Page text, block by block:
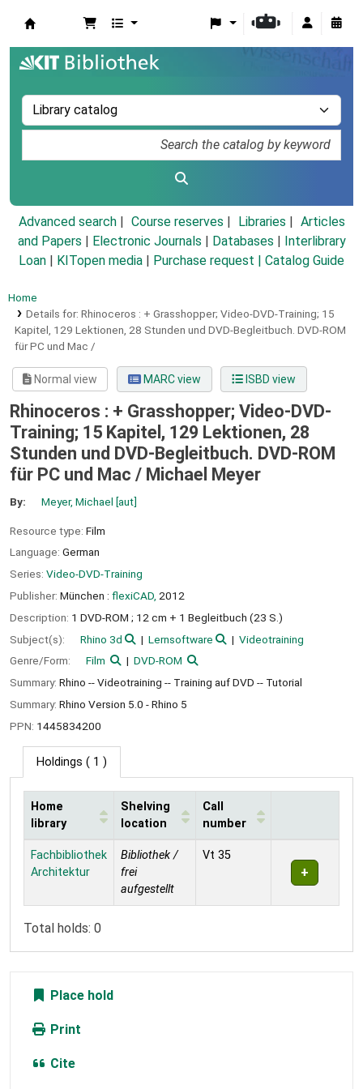
Advanced search Course reserves Libraries
Articles
and Papers
Electronic Journals Databases
Interlibrary
Loan
KITopen media Purchase request | Catalog Guide
Home
Details for: Rhinoceros : + Grasshopper; Video-DVD-Training; 15
Kapitel, 129 Lektionen, 28 Stunden und DVD-Begleitbuch. DVD-ROM
für PC und Mac /
Normal view MARC view ISBD view
Rhinoceros : + Grasshopper; Video-DVD-
Training; 15 Kapitel, 129 Lektionen, 28
Stunden und DVD-Begleitbuch. DVD-ROM
für PC und Mac / Michael Meyer
By: Meyer, Michael [aut]
Resource type: Film
Language: German
Series: Video-DVD-Training
Publisher: München : flexiCAD, 2012
Description: 1 DVD-ROM ; 12 cm + 1 Begleitbuch (23 S.)
Subject(s):
Rhino 3d Lernsoftware
Videotraining
Genre/Form:
Film
DVD-ROM
Summary: Rhino -- Videotraining -- Training auf DVD -- Tutorial
Summary: Rhino Version 5.0 - Rhino 5
PPN: 1445834200
Holdings ( 1 )
Holdings
Home
library
Shelving
location
Call
number
Fachbibliothek
Architektur
Bibliothek /
frei
aufgestellt
Vt 35
Total holds: 0
Place hold
Print
Cite